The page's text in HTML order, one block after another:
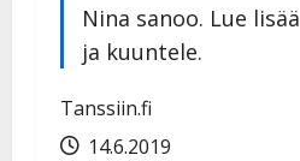
Nina sanoo. Lue lisää
ja kuuntele.
Tanssiin.fi
14.6.2019